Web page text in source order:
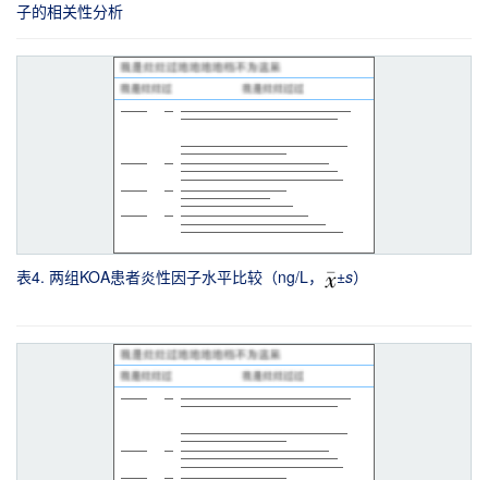
子的相关性分析
表4. 两组KOA患者炎性因子水平比较（ng/L， ±s）